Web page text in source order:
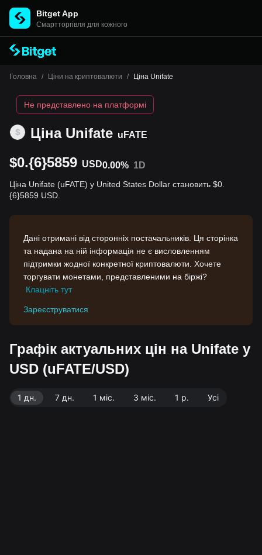
Bitget App
Cмартторгівля для кожного
Головна / Ціни на криптовалюти / Ціна Unifate
Ціна Unifate uFATE
Не представлено на платформі
$0.{6}5859 USD0.00% 1D
Ціна Unifate (uFATE) у United States Dollar становить $0.
{6}5859 USD.
Дані отримані від сторонніх постачальників. Ця сторінка
та надана на ній інформація не є висловленням
підтримки жодної конкретної криптовалюти. Хочете
торгувати монетами, представленими на біржі?
Клацніть тут
Зареєструватися
Графік актуальних цін на Unifate у
USD (uFATE/USD)
1 дн. 7 дн. 1 міс. 3 міс. 1 р. Усі